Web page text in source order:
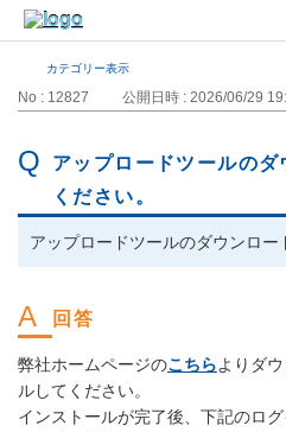
カテゴリー表示
No : 12827 公開日時 : 2026/06/29
アップロードツールの
ください。
アップロードツールのダウンロー
弊社ホームページのこちらよりダ
ルしてください。
インストールが完了後、下記のロ